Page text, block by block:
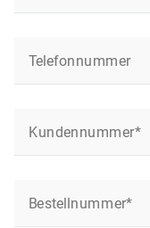
Telefonnummer
Kundennummer*
Bestellnummer*